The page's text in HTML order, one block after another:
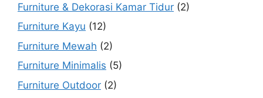
Furniture & Dekorasi Kamar Tidur (2)
Furniture Kayu (12)
Furniture Mewah (2)
Furniture Minimalis (5)
Furniture Outdoor (2)